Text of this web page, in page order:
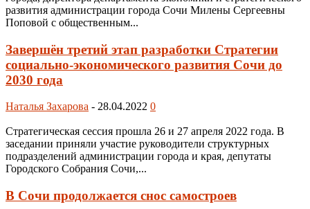
развития администрации города Сочи Милены Сергеевны
Поповой с общественным...
Завершён третий этап разработки Стратегии
социально-экономического развития Сочи до
2030 года
Наталья Захарова - 28.04.2022 0
Стратегическая сессия прошла 26 и 27 апреля 2022 года. В
заседании приняли участие руководители структурных
подразделений администрации города и края, депутаты
Городского Собрания Сочи,...
В Сочи продолжается снос самостроев